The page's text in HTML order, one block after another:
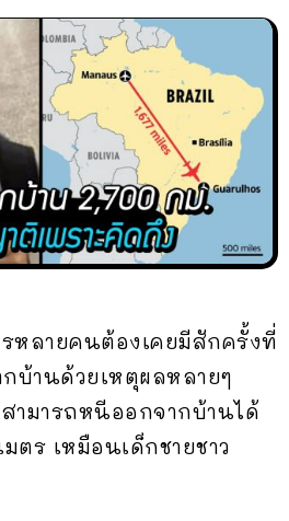
รหลายคนต้องเคยมีสักครั้งที่
บ้านด้วยเหตุผลหลายๆ
ามารถหนีออกจากบ้านได้
ตร เหมือนเด็กชายชาว